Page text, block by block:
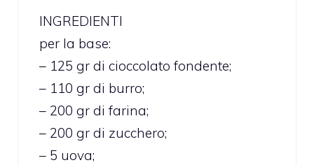
INGREDIENTI
per la base:
– 125 gr di cioccolato fondente;
– 110 gr di burro;
– 200 gr di farina;
– 200 gr di zucchero;
– 5 uova;